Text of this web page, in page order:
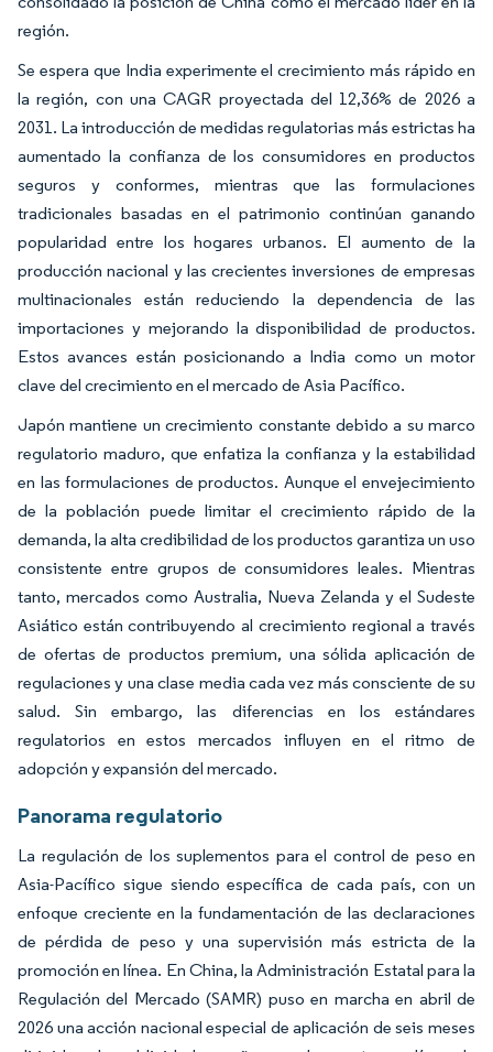
región.
Se espera que India experimente el crecimiento más rápido en
la región, con una CAGR proyectada del 12,36% de 2026 a
2031. La introducción de medidas regulatorias más estrictas ha
aumentado la confianza de los consumidores en productos
seguros y conformes, mientras que las formulaciones
tradicionales basadas en el patrimonio continúan ganando
popularidad entre los hogares urbanos. El aumento de la
producción nacional y las crecientes inversiones de empresas
multinacionales están reduciendo la dependencia de las
importaciones y mejorando la disponibilidad de productos.
Estos avances están posicionando a India como un motor
clave del crecimiento en el mercado de Asia Pacífico.
Japón mantiene un crecimiento constante debido a su marco
regulatorio maduro, que enfatiza la confianza y la estabilidad
en las formulaciones de productos. Aunque el envejecimiento
de la población puede limitar el crecimiento rápido de la
demanda, la alta credibilidad de los productos garantiza un uso
consistente entre grupos de consumidores leales. Mientras
tanto, mercados como Australia, Nueva Zelanda y el Sudeste
Asiático están contribuyendo al crecimiento regional a través
de ofertas de productos premium, una sólida aplicación de
regulaciones y una clase media cada vez más consciente de su
salud. Sin embargo, las diferencias en los estándares
regulatorios en estos mercados influyen en el ritmo de
adopción y expansión del mercado.
Panorama regulatorio
La regulación de los suplementos para el control de peso en
Asia-Pacífico sigue siendo específica de cada país, con un
enfoque creciente en la fundamentación de las declaraciones
de pérdida de peso y una supervisión más estricta de la
promoción en línea. En China, la Administración Estatal para la
Regulación del Mercado (SAMR) puso en marcha en abril de
2026 una acción nacional especial de aplicación de seis meses